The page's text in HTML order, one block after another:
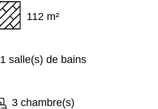
112 m²
1 salle(s) de bains
3 chambre(s)